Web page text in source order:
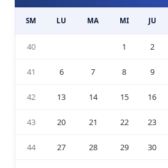
SM LU MA MI JU
40 1 2
41 6 7 8 9
42 13 14 15 16
43 20 21 22 23
44 27 28 29 30